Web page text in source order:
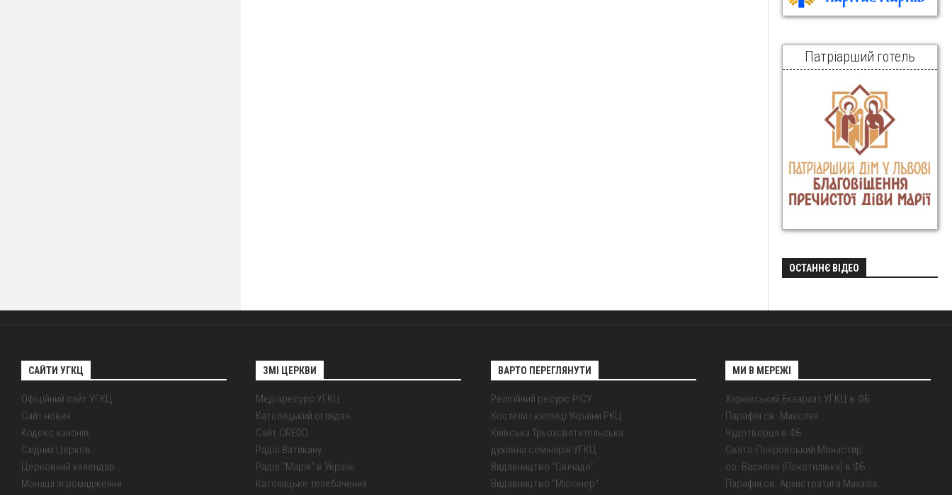
Патріарший готель
ОСТАННЄ ВІДЕО
САЙТИ УГКЦ
Офіційний сайт УГКЦ
Сайт новин
Кодекс канонів
Східних Церков
Церковний календар
Монаші згромадження
ЗМІ ЦЕРКВИ
Медіаресурс УГКЦ
Католицький оглядач
Сайт CREDO
Радіо Ватикану
Радіо "Марія" в Україні
Католицьке телебачення
ВАРТО ПЕРЕГЛЯНУТИ
Релігійний ресурс РІСУ
Костели і каплиці України РКЦ
Київська Трьохсвятительська
духовна семінарія УГКЦ
Видавництво "Свічадо"
Видавництво "Місіонер"
МИ В МЕРЕЖІ
Харківський Екзархат УГКЦ в ФБ
Парафія св. Миколая
Чудотворця в ФБ
Свято-Покровський Монастир
оо. Василіян (Покотилівка) в ФБ
Парафія св. Архистратига Михаїла